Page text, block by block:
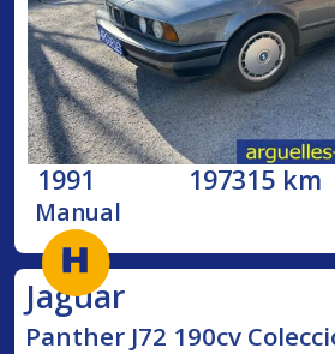
1991 197315 km
Manual
Jaguar
Panther J72 190cv